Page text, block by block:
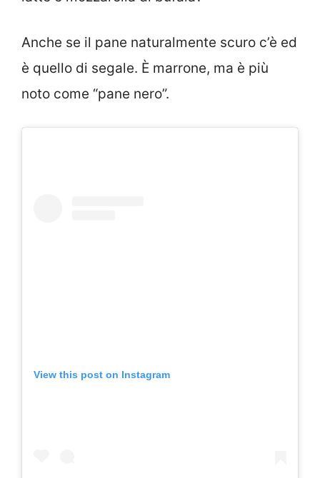
Anche se il pane naturalmente scuro c’è ed
è quello di segale. È marrone, ma è più
noto come “pane nero”.
View this post on Instagram